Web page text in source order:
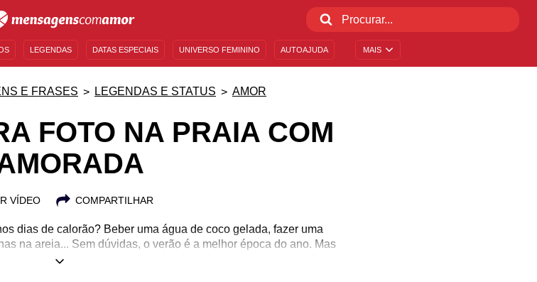
MAIS
LEGENDAS DATAS ESPECIAIS UNIVERSO FEMININO AUTOAJUDA
E FRASES LEGENDAS E STATUS AMOR
FOTO NA PRAIA COM
VÍDEO COMPARTILHAR
dias de calorão? Beber uma água de coco gelada, fazer uma
na areia... Sem dúvidas, o verão é a melhor época do ano. Mas
sua companheira e parceira de todos os momentos, inclusive